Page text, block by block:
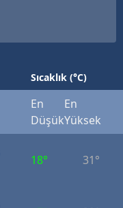
Sıcaklık (°C)
En
Düşük
En
Yüksek
18° 31°